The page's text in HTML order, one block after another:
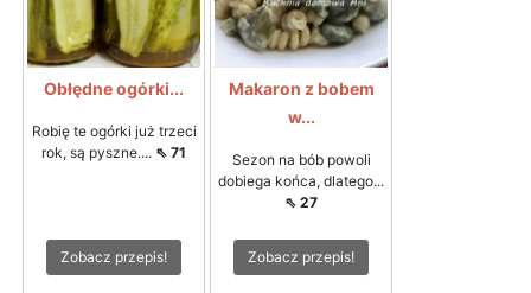
Obłędne ogórki...
Robię te ogórki już trzeci
rok, są pyszne.... ⇖ 71
Zobacz przepis!
Makaron z bobem
w...
Sezon na bób powoli
dobiega końca, dlatego...
⇖ 27
Zobacz przepis!